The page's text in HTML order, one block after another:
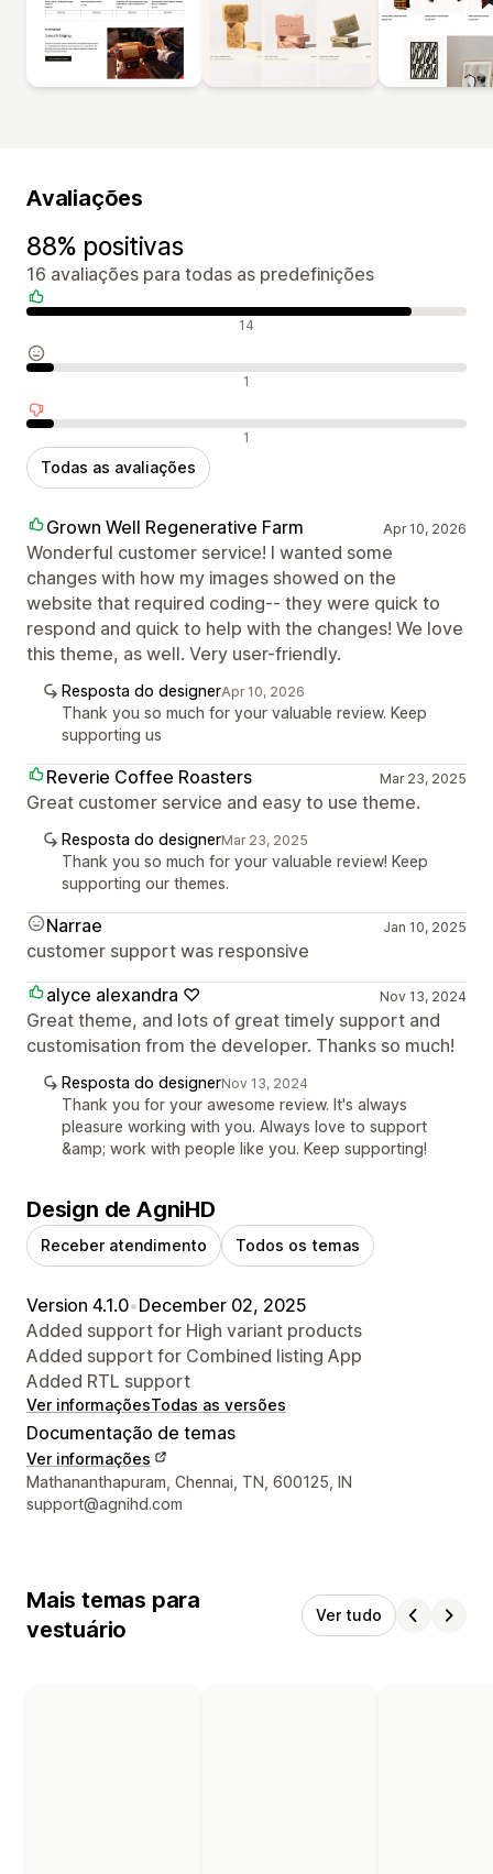
Avaliações
88% positivas
16 avaliações para todas as predefinições
Avaliações positivas 14
Avaliações neutras 1
Avaliações negativas 1
Todas as avaliações
Grown Well Regenerative Farm Apr 10, 2026
Wonderful customer service! I wanted some
changes with how my images showed on the
website that required coding-- they were quick to
respond and quick to help with the changes! We love
this theme, as well. Very user-friendly.
Resposta do designerApr 10, 2026
Thank you so much for your valuable review. Keep
supporting us
Reverie Coffee Roasters Mar 23, 2025
Great customer service and easy to use theme.
Resposta do designerMar 23, 2025
Thank you so much for your valuable review! Keep
supporting our themes.
Narrae Jan 10, 2025
customer support was responsive
alyce alexandra ♡
Nov 13, 2024
Great theme, and lots of great timely support and
customisation from the developer. Thanks so much!
Resposta do designerNov 13, 2024
Thank you for your awesome review. It's always
pleasure working with you. Always love to support
&amp; work with people like you. Keep supporting!
Design de AgniHD
Receber atendimento Todos os temas
Version 4.1.0•December 02, 2025
Added support for High variant products
Added support for Combined listing App
Added RTL support
Ver informaçõesTodas as versões
Documentação de temas
Ver informações
Informações de contato do designer
Mathananthapuram, Chennai, TN, 600125, IN
support@agnihd.com
Mais temas para
vestuário
Ver tudo